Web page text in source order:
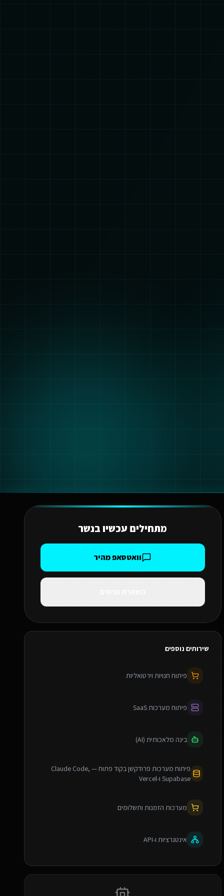
מתחילים עכשיו בנשר
וואטסאפ מהיר
שירותים נוספים
פיתוח חנויות וירטואליות
פיתוח מערכות SaaS
בינה מלאכותית (AI)
פיתוח מערכות פרודקשן בקוד פתוח — Claude Code,
Supabase ו-Vercel
מערכות הזמנות ותשלומים
אינטגרציות ו-API